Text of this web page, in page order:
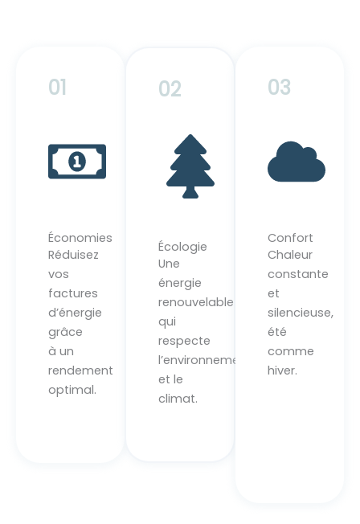
01
Économies
Réduisez
vos
factures
d’énergie
grâce
à un
rendement
optimal.
02
Écologie
Une
énergie
renouvelable
qui
respecte
l’environnement
et le
climat.
03
Confort
Chaleur
constante
et
silencieuse,
été
comme
hiver.